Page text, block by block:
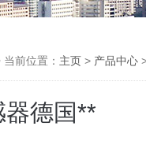
当前位置： 主页 > 产品中心
德国**